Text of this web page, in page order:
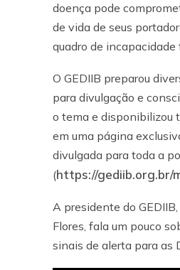
doença pode
de vida de seus
quadro de incapacidade
O GEDIIB preparou
para divulgação e
o tema e disponibilizou
em uma página
divulgada para toda a
(https://gediib.org.br/
A presidente do
Flores, fala um pouco
sinais de alerta para as